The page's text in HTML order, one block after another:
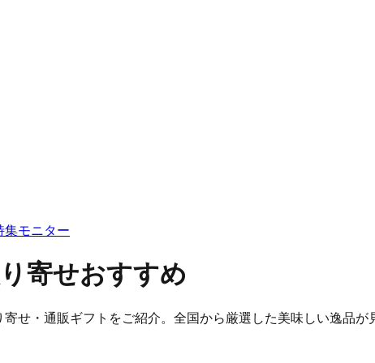
集モニター
寄せおすすめ
せ・通販ギフトをご紹介。全国から厳選した美味しい逸品が